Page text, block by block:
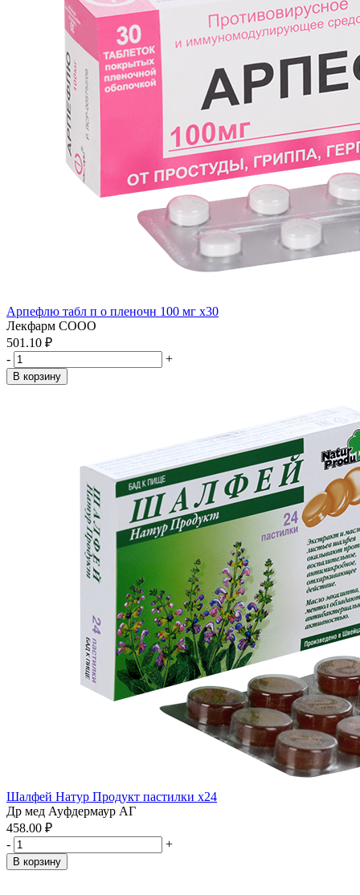
Арпефлю табл п о пленочн 100 мг x30
Лекфарм СООО
501.10 ₽
-
+
В корзину
Шалфей Натур Продукт пастилки x24
Др мед Ауфдермаур АГ
458.00 ₽
-
+
В корзину